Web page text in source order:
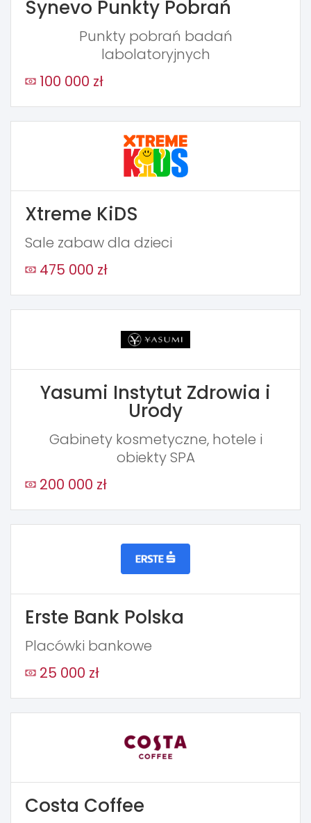
Synevo Punkty Pobrań
Punkty pobrań badań
labolatoryjnych
100 000 zł
Xtreme KiDS
Sale zabaw dla dzieci
475 000 zł
Yasumi Instytut Zdrowia i
Urody
Gabinety kosmetyczne, hotele i
obiekty SPA
200 000 zł
Erste Bank Polska
Placówki bankowe
25 000 zł
Costa Coffee